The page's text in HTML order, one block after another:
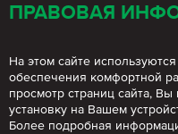
ПРАВОВАЯ
На этом сайте
обеспечения комфортной
просмотр страниц сайта,
установку на Вашем
Более подробная